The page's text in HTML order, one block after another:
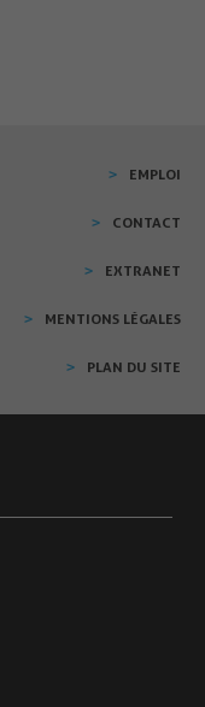
EMPLOI
CONTACT
EXTRANET
MENTIONS LÉGALES
PLAN DU SITE